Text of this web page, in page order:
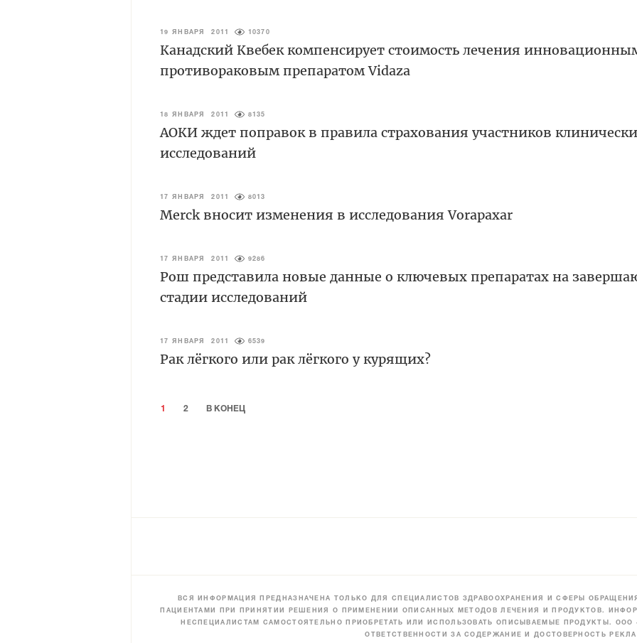
19 ЯНВАРЯ 2011 10370
Канадский Квебек компенсирует стоимость лечения
противораковым препаратом Vidaza
18 ЯНВАРЯ 2011 8135
АОКИ ждет поправок в правила страхования участников
исследований
17 ЯНВАРЯ 2011 8013
Merck вносит изменения в исследования Vorapaxar
17 ЯНВАРЯ 2011 9286
Рош представила новые данные о ключевых препаратах на
стадии исследований
17 ЯНВАРЯ 2011 6539
Рак лёгкого или рак лёгкого у курящих?
1 2 В КОНЕЦ
ВСЯ ИНФОРМАЦИЯ ПРЕДНАЗНАЧЕНА ТОЛЬКО ДЛЯ СПЕЦИАЛИСТОВ ЗДРАВООХРАНЕНИЯ И СФЕРЫ
ПАЦИЕНТАМИ ПРИ ПРИНЯТИИ РЕШЕНИЯ О ПРИМЕНЕНИИ ОПИСАННЫХ МЕТОДОВ ЛЕЧЕНИЯ И ПРОДУКТОВ.
НЕСПЕЦИАЛИСТАМ САМОСТОЯТЕЛЬНО ПРИОБРЕТАТЬ ИЛИ ИСПОЛЬЗОВАТЬ ОПИСЫВАЕМЫЕ ПРОДУКТЫ.
ОТВЕТСТВЕННОСТИ ЗА СОДЕРЖАНИЕ И ДОСТОВЕРНОСТЬ